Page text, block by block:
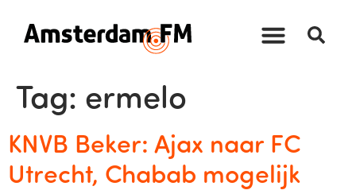
Tag: ermelo
KNVB Beker: Ajax naar FC
Utrecht, Chabab mogelijk